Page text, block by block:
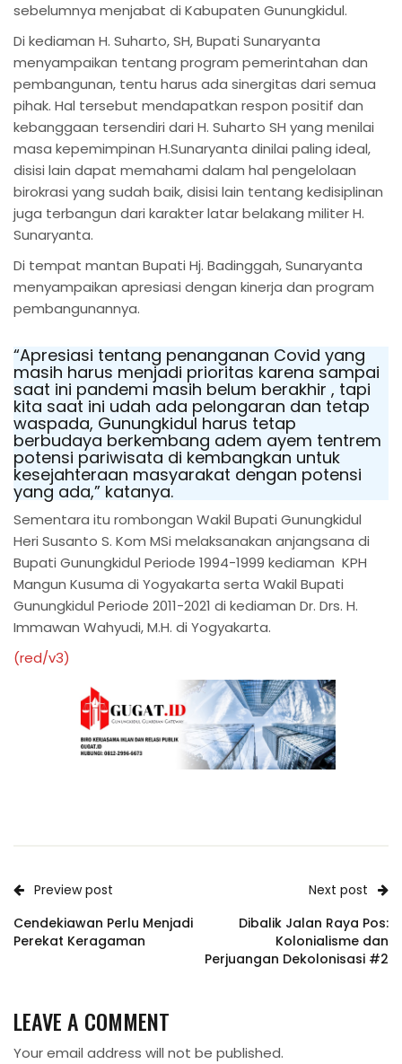
sebelumnya menjabat di Kabupaten Gunungkidul.
Di kediaman H. Suharto, SH, Bupati Sunaryanta
menyampaikan tentang program pemerintahan dan
pembangunan, tentu harus ada sinergitas dari semua
pihak. Hal tersebut mendapatkan respon positif dan
kebanggaan tersendiri dari H. Suharto SH yang menilai
masa kepemimpinan H.Sunaryanta dinilai paling ideal,
disisi lain dapat memahami dalam hal pengelolaan
birokrasi yang sudah baik, disisi lain tentang kedisiplinan
juga terbangun dari karakter latar belakang militer H.
Sunaryanta.
Di tempat mantan Bupati Hj. Badinggah, Sunaryanta
menyampaikan apresiasi dengan kinerja dan program
pembangunannya.
“Apresiasi tentang penanganan Covid yang
masih harus menjadi prioritas karena sampai
saat ini pandemi masih belum berakhir , tapi
kita saat ini udah ada pelongaran dan tetap
waspada, Gunungkidul harus tetap
berbudaya berkembang adem ayem tentrem
potensi pariwisata di kembangkan untuk
kesejahteraan masyarakat dengan potensi
yang ada,” katanya.
Sementara itu rombongan Wakil Bupati Gunungkidul
Heri Susanto S. Kom MSi melaksanakan anjangsana di
Bupati Gunungkidul Periode 1994-1999 kediaman KPH
Mangun Kusuma di Yogyakarta serta Wakil Bupati
Gunungkidul Periode 2011-2021 di kediaman Dr. Drs. H.
Immawan Wahyudi, M.H. di Yogyakarta.
(red/v3)
Preview post
Cendekiawan Perlu Menjadi
Perekat Keragaman
Next post
Dibalik Jalan Raya Pos:
Kolonialisme dan
Perjuangan Dekolonisasi #2
LEAVE A COMMENT
Your email address will not be published.